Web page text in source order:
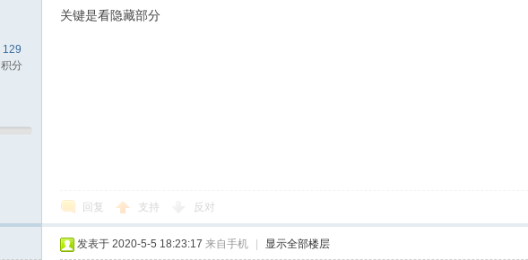
129
积分
关键是看隐藏部分
回复 支持 反对
发表于 2020-5-5 18:23:17 来自手机 显示全部楼层